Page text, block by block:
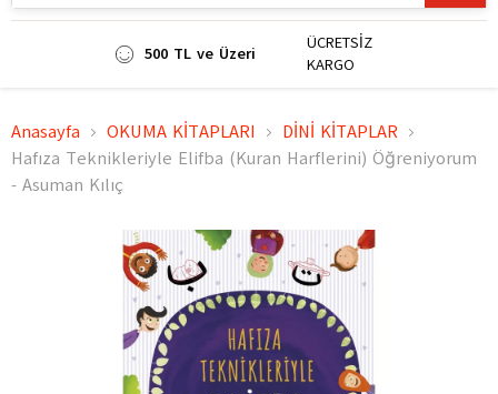
500 TL ve Üzeri
ÜCRETSİZ
KARGO
Anasayfa OKUMA KİTAPLARI
DİNİ KİTAPLAR
Hafıza Teknikleriyle Elifba (Kuran Harflerini) Öğreniyorum
- Asuman Kılıç